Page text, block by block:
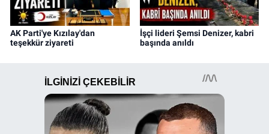
AK Parti'ye Kızılay'dan
teşekkür ziyareti
İşçi lideri Şemsi Denizer, kabri
başında anıldı